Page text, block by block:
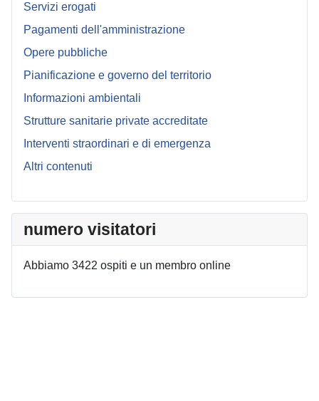
Servizi erogati
Pagamenti dell'amministrazione
Opere pubbliche
Pianificazione e governo del territorio
Informazioni ambientali
Strutture sanitarie private accreditate
Interventi straordinari e di emergenza
Altri contenuti
numero visitatori
Abbiamo 3422 ospiti e un membro online